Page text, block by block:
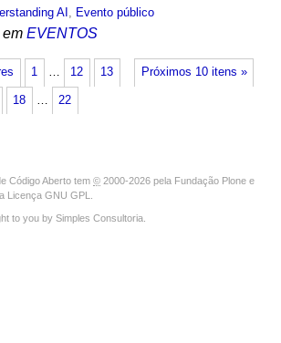
AI , Evento público
EVENTOS
Próximos 10 itens »
1 … 12 13
18 … 22
Código Aberto tem © 2000-2026 pela Fundação Plone e
Licença GNU GPL
to you by Simples Consultoria